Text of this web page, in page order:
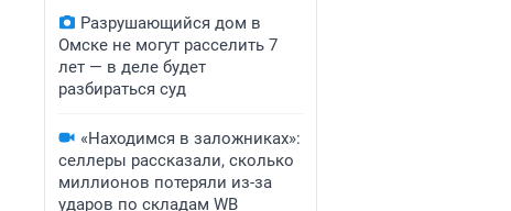
Разрушающийся дом в
Омске не могут расселить 7
лет — в деле будет
разбираться суд
«Находимся в заложниках»:
селлеры рассказали, сколько
миллионов потеряли из-за
ударов по складам WB